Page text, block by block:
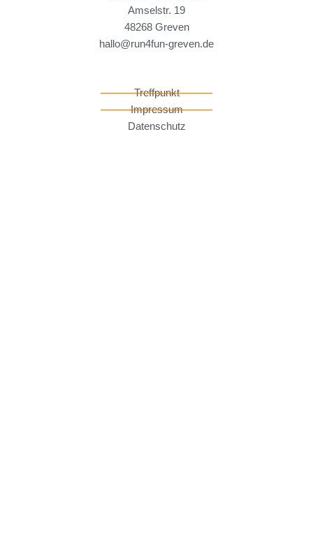
Amselstr. 19
48268 Greven
hallo@run4fun-greven.de
Treffpunkt
Impressum
Datenschutz